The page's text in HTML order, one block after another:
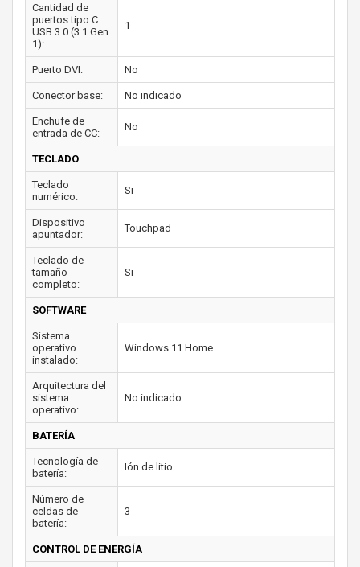
Cantidad de
puertos tipo C
USB 3.0 (3.1 Gen
1):
1
Puerto DVI: No
Conector base: No indicado
Enchufe de
entrada de CC:
No
TECLADO
Teclado
numérico:
Si
Dispositivo
apuntador:
Touchpad
Teclado de
tamaño
completo:
Si
SOFTWARE
Sistema
operativo
instalado:
Windows 11 Home
Arquitectura del
sistema
operativo:
No indicado
BATERÍA
Tecnología de
batería:
Ión de litio
Número de
celdas de
batería:
3
CONTROL DE ENERGÍA